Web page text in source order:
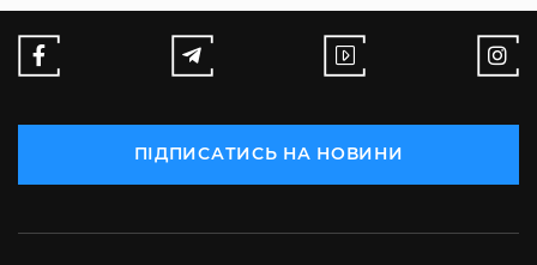
ПІДПИСАТИСЬ НА НОВИНИ